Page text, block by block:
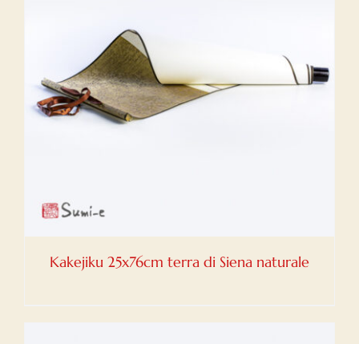
Kakejiku 25x76cm terra di Siena naturale